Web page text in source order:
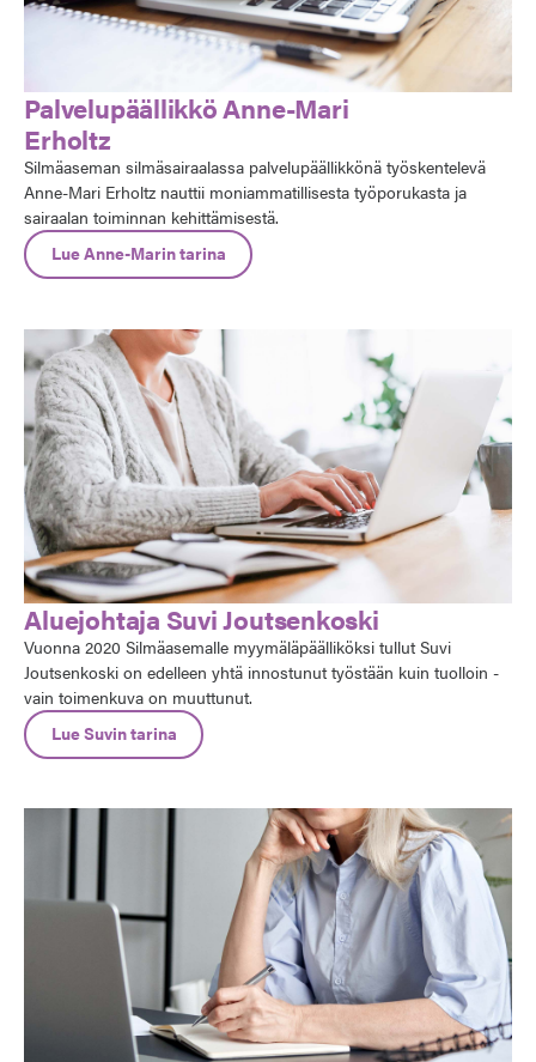
Palvelupäällikkö Anne-Mari
Erholtz
Silmäaseman silmäsairaalassa palvelupäällikkönä työskentelevä
Anne-Mari Erholtz nauttii moniammatillisesta työporukasta ja
sairaalan toiminnan kehittämisestä.
Lue Anne-Marin tarina
Aluejohtaja Suvi Joutsenkoski
Vuonna 2020 Silmäasemalle myymäläpäälliköksi tullut Suvi
Joutsenkoski on edelleen yhtä innostunut työstään kuin tuolloin -
vain toimenkuva on muuttunut.
Lue Suvin tarina